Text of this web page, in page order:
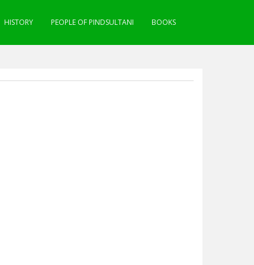
HISTORY PEOPLE OF PINDSULTANI BOOKS